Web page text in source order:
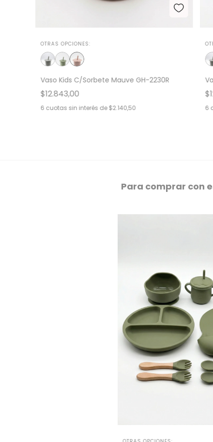
OTRAS OPCIONES:
Vaso Kids C/Sorbete Mauve GH-2230R
$12.843,00
6 cuotas sin interés de$2.140,50 6
Para comprar con